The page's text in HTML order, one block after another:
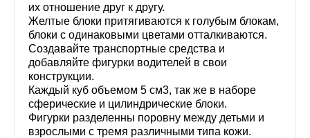
их отношение друг к другу.
Желтые блоки притягиваются к голубым блокам,
блоки с одинаковыми цветами отталкиваются.
Создавайте транспортные средства и
добавляйте фигурки водителей в свои
конструкции.
Каждый куб объемом 5 см3, так же в наборе
сферические и цилиндрические блоки.
Фигурки разделенны поровну между детьми и
взрослыми с тремя различными типа кожи.